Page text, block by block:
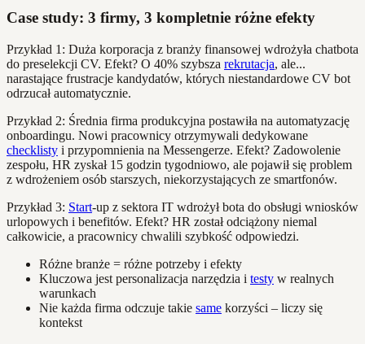
Case study: 3 firmy, 3 kompletnie różne efekty
Przykład 1: Duża korporacja z branży finansowej wdrożyła chatbota
do preselekcji CV. Efekt? O 40% szybsza rekrutacja, ale...
narastające frustracje kandydatów, których niestandardowe CV bot
odrzucał automatycznie.
Przykład 2: Średnia firma produkcyjna postawiła na automatyzację
onboardingu. Nowi pracownicy otrzymywali dedykowane
checklisty i przypomnienia na Messengerze. Efekt? Zadowolenie
zespołu, HR zyskał 15 godzin tygodniowo, ale pojawił się problem
z wdrożeniem osób starszych, niekorzystających ze smartfonów.
Przykład 3: Start-up z sektora IT wdrożył bota do obsługi wniosków
urlopowych i benefitów. Efekt? HR został odciążony niemal
całkowicie, a pracownicy chwalili szybkość odpowiedzi.
Różne branże = różne potrzeby i efekty
Kluczowa jest personalizacja narzędzia i testy w realnych
warunkach
Nie każda firma odczuje takie same korzyści – liczy się
kontekst